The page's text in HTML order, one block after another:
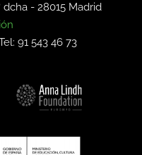
dcha -28015 Madrid
91 543 46 73